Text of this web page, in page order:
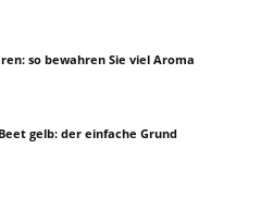
so bewahren Sie viel Aroma
gelb: der einfache Grund